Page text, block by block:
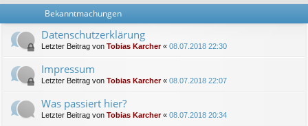
Bekanntmachungen
Datenschutzerklärung
Letzter Beitrag von Tobias Karcher« 08.07.2018 22:30
Impressum
Letzter Beitrag von Tobias Karcher« 08.07.2018 22:07
Was passiert hier?
Letzter Beitrag von Tobias Karcher« 08.07.2018 20:34